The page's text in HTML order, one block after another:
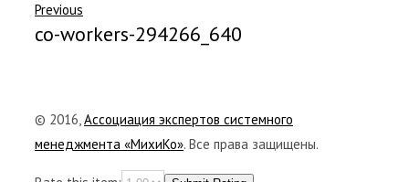
Previous
co-workers-294266_640
© 2016,Ассоциация экспертов системного
менеджмента «МихиКо». Все права защищены.